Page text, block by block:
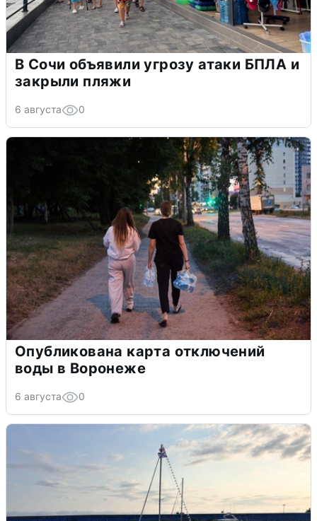
В Сочи объявили угрозу атаки БПЛА и
закрыли пляжи
6 августа 0
Опубликована карта отключений
воды в Воронеже
6 августа 0